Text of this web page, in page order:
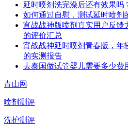
延时喷剂洗完澡后还有效果吗
如何通过自慰，测试延时喷剂
宵战战神版喷剂真实用户反馈
的评价汇总
宵战战神延时喷剂青春版，年
的实测报告
去泰国做试管婴儿需要多少费
青山网
喷剂测评
洗护测评